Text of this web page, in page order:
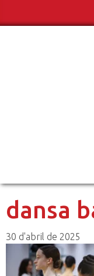
dansa
30 d'abril de 2025